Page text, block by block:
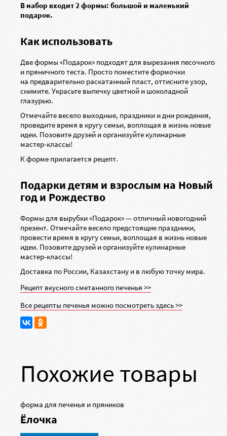
В набор входит 2 формы: большой и маленький
подарок.
Как использовать
Две формы «Подарок» подходят для вырезания песочного
и пряничного теста. Просто поместите формочки
на предварительно раскатанный пласт, оттисните узор,
снимите. Украсьте выпечку цветной и шоколадной
глазурью.
Отмечайте весело выходные, праздники и дни рождения,
проведите время в кругу семьи, воплощая в жизнь новые
идеи. Позовите друзей и организуйте кулинарные
мастер-классы!
К форме прилагается рецепт.
Подарки детям и взрослым на Новый
год и Рождество
Формы для вырубки «Подарок» — отличный новогодний
презент. Отмечайте весело предстоящие праздники,
провести время в кругу семьи, воплощая в жизнь новые
идеи. Позовите друзей и организуйте кулинарные
мастер-классы!
Доставка по России, Казахстану и в любую точку мира.
Рецепт вкусного сметанного печенья >>
Все рецепты печенья можно посмотреть здесь >>
Похожие товары
форма для печенья и пряников
Ёлочка